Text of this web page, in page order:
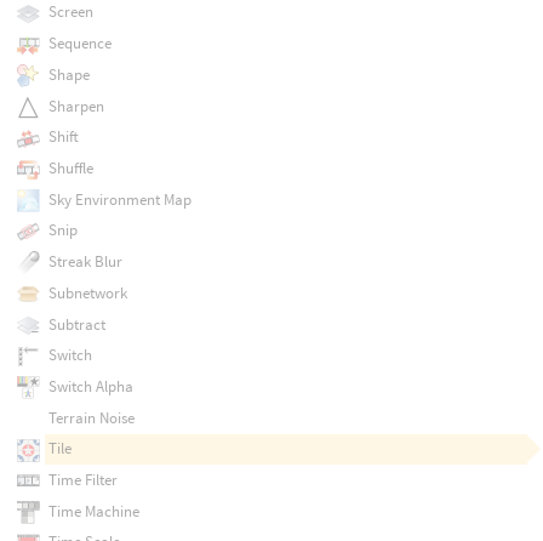
Screen
Sequence
Shape
Sharpen
Shift
Shuffle
Sky Environment Map
Snip
Streak Blur
Subnetwork
Subtract
Switch
Switch Alpha
Terrain Noise
Tile
Time Filter
Time Machine